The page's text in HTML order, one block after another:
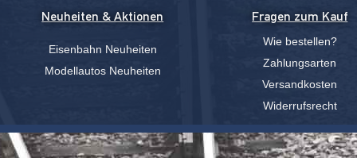
Neuheiten & Aktionen
Eisenbahn Neuheiten
Modellautos Neuheiten
Fragen zum Kauf
Wie bestellen?
Zahlungsarten
Versandkosten
Widerrufsrecht